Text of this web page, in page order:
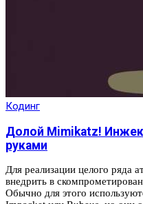
Кодинг
Долой Mimikatz!
руками
Для реализации целого ряда
внедрить в
Обычно для этого